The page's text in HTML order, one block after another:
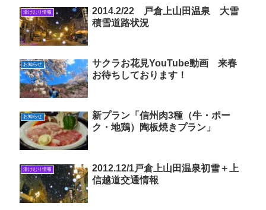
湯けむり情報
2014.2/22 戸倉上山田温泉 大雪
積雪道路状況
お知らせ
サクラお花見YouTube動画 来春
お待ちしております！
お知らせ
新プラン「信州肉3種（牛・ポー
ク・地鶏）陶板焼きプラン」
湯けむり情報
2012.12/1戸倉上山田温泉初雪＋上
信越道交通情報